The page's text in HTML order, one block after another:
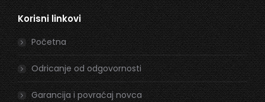
page
opens
in
new
window
page
opens
in
new
window
Korisni linkovi
Početna
Odricanje od odgovornosti
Garancija i povraćaj novca